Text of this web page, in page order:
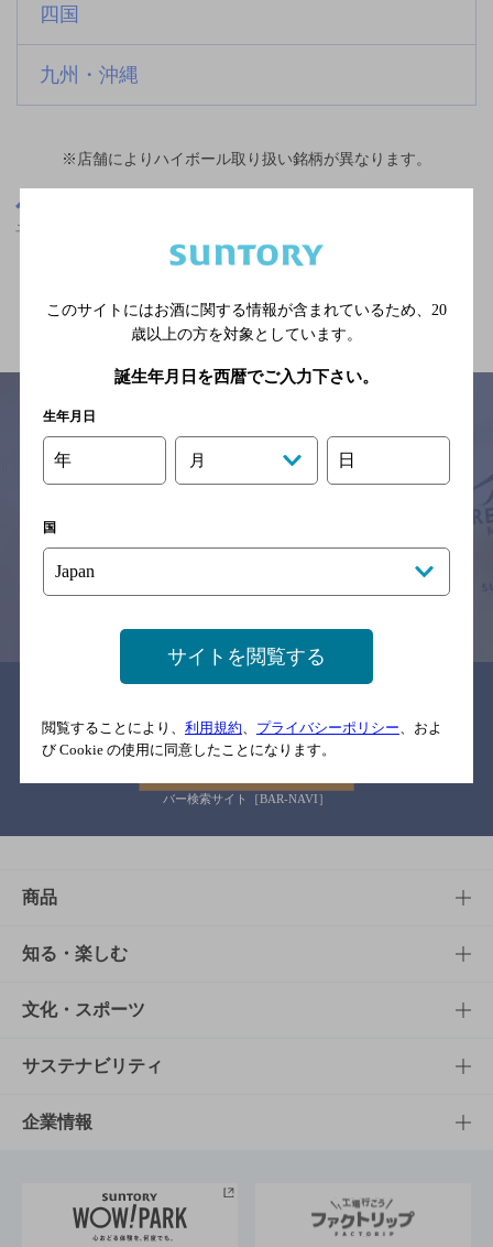
四国
九州・沖縄
※店舗によりハイボール取り扱い銘柄が異なります。
子供の国駅(宮崎県)周辺500mで2人でも個室可のお店
関連ページ
サイトマップ ご意見・ご感想 利用規約
念のためお店にご確認の上ご来店くださいますようお願い申し上げま
す。
バー検索サイト［BAR-NAVI］
商品
商品TOP
商品一覧
商品発売情報
栄養成分一覧
知る・楽しむ
知る・楽しむTOP
キャンペーン
工場見学
地域情報
文化・スポーツ
文化・スポーツTOP
サントリーホール
サントリーサンバーズ大阪
サステナビリティ
サステナビリティTOP
サントリーが考えるサステナビリティ経営
企業情報
企業概要
このサイトにはお酒に関する情報が含まれているため、 20
歳以上の方を対象としています。
誕生年月日を西暦でご入力下さい。
生年月日
年 月 日
国
サイトを閲覧する
閲覧することにより、 利用規約、 プライバシーポリシー、およ
び Cookie の使用に同意したことになります。